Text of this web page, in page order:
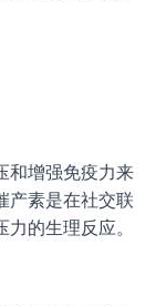
和增强免疫力来
产素是在社交联
的生理反应。